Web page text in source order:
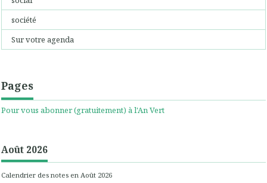
société
Sur votre agenda
Pages
Pour vous abonner (gratuitement) à l'An Vert
Août 2026
Calendrier des notes en Août 2026